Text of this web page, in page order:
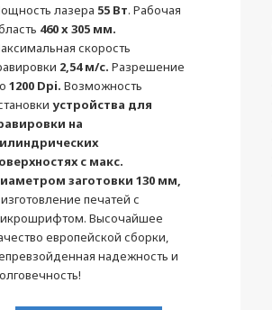
лазера 55 Вт. Рабочая
460 x 305 мм.
скорость
2,54 м/с. Разрешение
1200 Dpi. Возможность
устройства для
на
с макс.
заготовки 130 мм,
печатей с
Высочайшее
европейской сборки,
надежность и